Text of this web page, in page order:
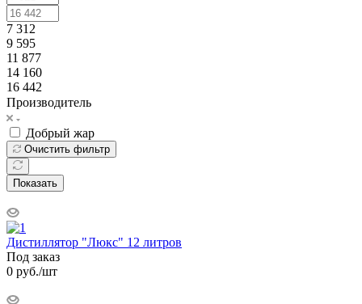
7 312
9 595
11 877
14 160
16 442
Производитель
Добрый жар
Очистить фильтр
Показать
Дистиллятор "Люкс" 12 литров
Под заказ
0 руб./шт